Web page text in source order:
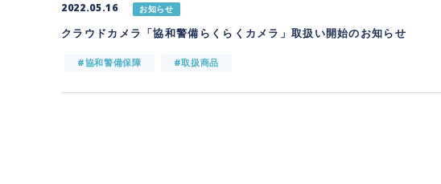
2022.05.16 お知らせ
クラウドカメラ「協和警備らくらくカメラ」取扱い開始のお知らせ
#協和警備保障 #取扱商品